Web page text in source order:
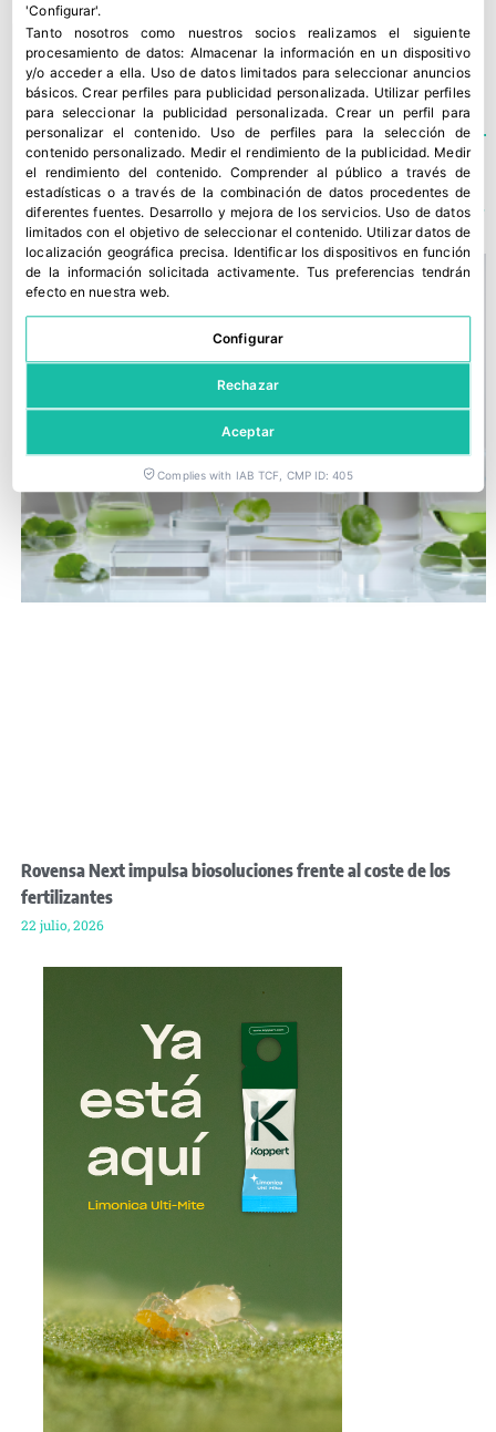
FERIAS , ROVENSA
TE PODRÍA INTERESAR
Rovensa Next impulsa biosoluciones frente al coste de los
fertilizantes
22 julio, 2026
'Configurar'.
Tanto nosotros como nuestros socios realizamos el siguiente
procesamiento de datos: Almacenar la información en un dispositivo
y/o acceder a ella. Uso de datos limitados para seleccionar anuncios
básicos.Crear perfiles para publicidad personalizada. Utilizar perfiles
para seleccionar la publicidad personalizada.Crear un perfil para
personalizar el contenido. Uso de perfiles para la selección de
contenido personalizado. Medir el rendimiento de la publicidad. Medir
el rendimiento del contenido.Comprender al público a través de
estadísticas o a través de la combinación de datos procedentes de
diferentes fuentes. Desarrollo y mejora de los servicios. Uso de datos
limitados con el objetivo de seleccionar el contenido. Utilizar datos de
localización geográfica precisa. Identificar los dispositivos en función
de la información solicitada activamente. Tus preferencias tendrán
efecto en nuestra web.
Configurar
Rechazar
Aceptar
Complies with IAB TCF, CMP ID: 405